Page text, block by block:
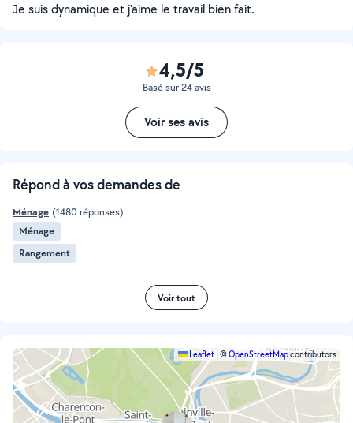
Je suis dynamique et j'aime le travail bien fait.
4,5/5
Basé sur 24 avis
Voir ses avis
Répond à vos demandes de
Ménage (1480 réponses)
Ménage
Rangement
Voir tout
Leaflet ©OpenStreetMapcontributors